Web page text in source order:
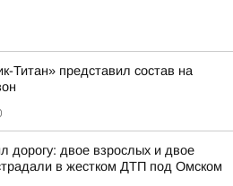
Титан» представил состав на
дорогу: двое взрослых и двое
в жестком ДТП под Омском